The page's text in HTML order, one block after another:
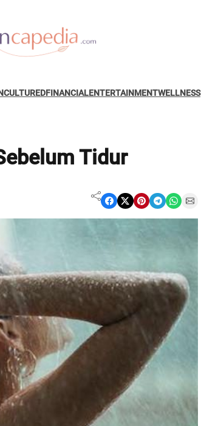
CULTUREDFINANCIALENTERTAINMENTWELLNESS
Tidur
Share on Facebook Share on X Share on Pinterest Share on Telegram Share on WhatsApp Share on Email